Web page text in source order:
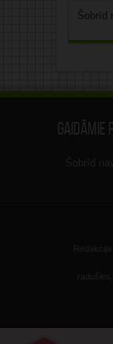
Šobrīd
Gaidāmie
Šobrīd